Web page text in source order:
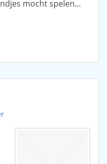
mocht spelen...